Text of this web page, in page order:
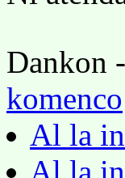
Dankon
komenco
Al la
Al la